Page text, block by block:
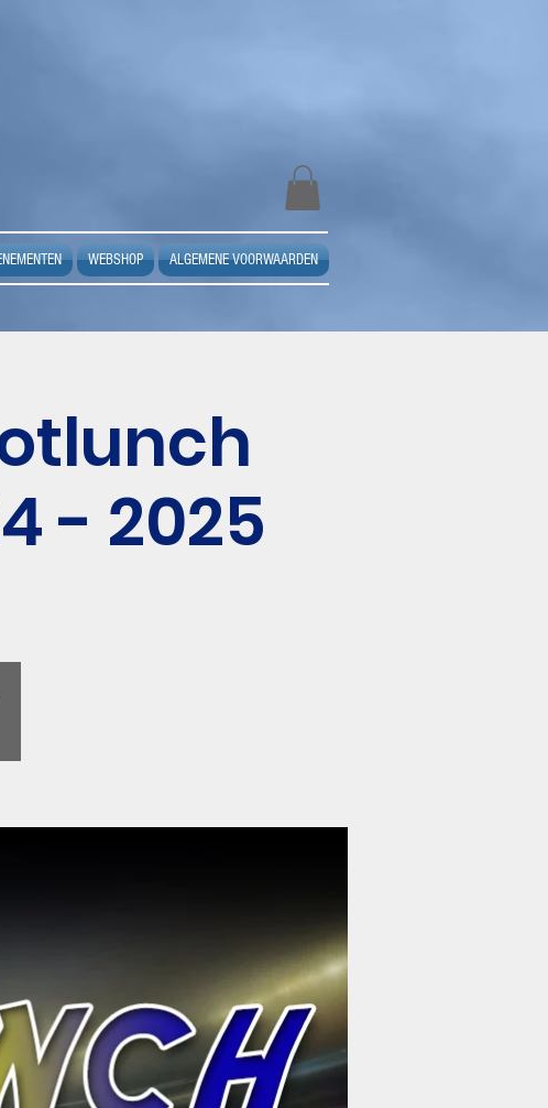
WEBSHOP ALGEMENE VOORWAARDEN
- 2025